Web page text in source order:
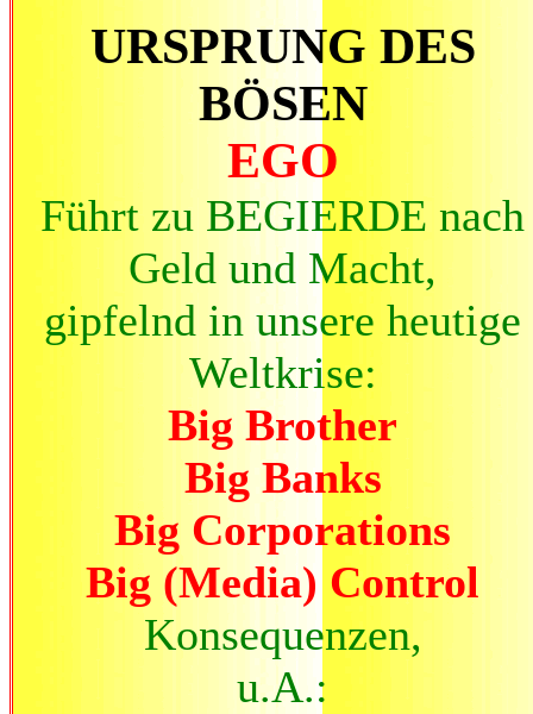
URSPRUNG DES
BÖSEN
EGO
Führt zu BEGIERDE nach
Geld und Macht,
gipfelnd in unsere heutige
Weltkrise:
Big Brother
Big Banks
Big Corporations
Big (Media) Control
Konsequenzen,
u.A.: